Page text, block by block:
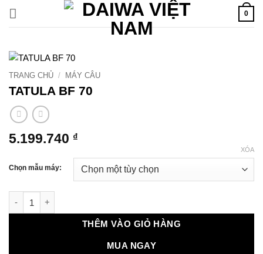
qua
0
TRANG CHỦ / MÁY CÂU
TATULA BF 70
5.199.740 ₫
Chọn mẫu máy:
XÓA
THÊM VÀO GIỎ HÀNG
MUA NGAY